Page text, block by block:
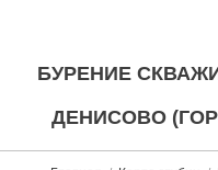
БУРЕНИЕ
ДЕНИСОВО